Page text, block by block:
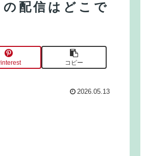
配信はどこで
コピー
2026.05.13